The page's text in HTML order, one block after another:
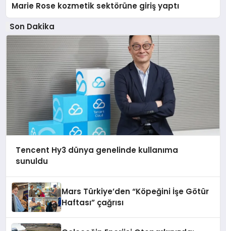
Marie Rose kozmetik sektörüne giriş yaptı
Son Dakika
Tencent Hy3 dünya genelinde kullanıma
sunuldu
Mars Türkiye’den “Köpeğini İşe Götür
Haftası” çağrısı